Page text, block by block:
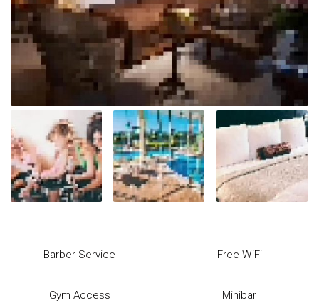
Barber Service Free WiFi
Gym Access Minibar